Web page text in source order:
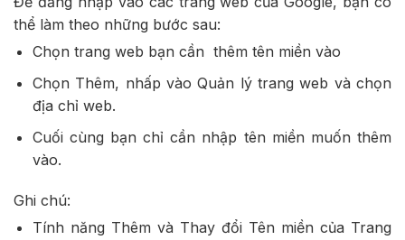
thể làm theo những bước sau:
Chọn trang web bạn cần thêm tên miền vào
Chọn Thêm, nhấp vào Quản lý trang web và chọn
địa chỉ web.
Cuối cùng bạn chỉ cần nhập tên miền muốn thêm
vào.
Ghi chú:
Tính năng Thêm và Thay đổi Tên miền của Trang